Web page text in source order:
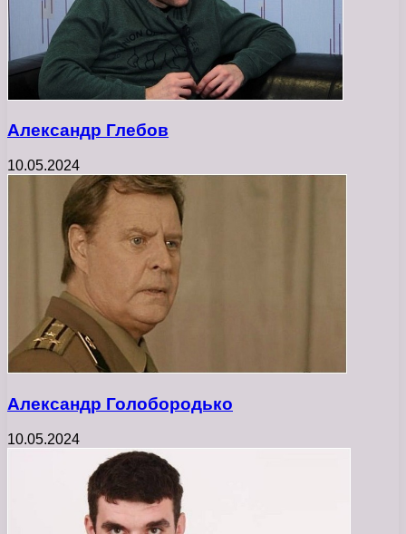
Александр Глебов
10.05.2024
Александр Голобородько
10.05.2024